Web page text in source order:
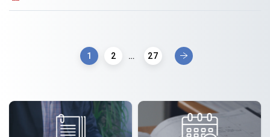
1 2 … 27